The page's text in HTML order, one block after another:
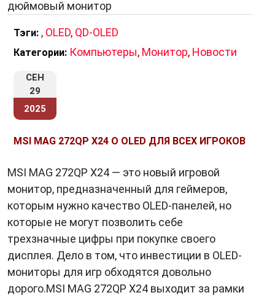
дюймовый монитор
Тэги: , OLED, QD-OLED
Категории: Компьютеры, Монитор, Новости
СЕН
29
2025
MSI MAG 272QP X24 О OLED ДЛЯ ВСЕХ ИГРОКОВ
MSI MAG 272QP X24 — это новый игровой
монитор, предназначенный для геймеров,
которым нужно качество OLED-панелей, но
которые не могут позволить себе
трехзначные цифры при покупке своего
дисплея. Дело в том, что инвестиции в OLED-
мониторы для игр обходятся довольно
дорого.MSI MAG 272QP X24 выходит за рамки